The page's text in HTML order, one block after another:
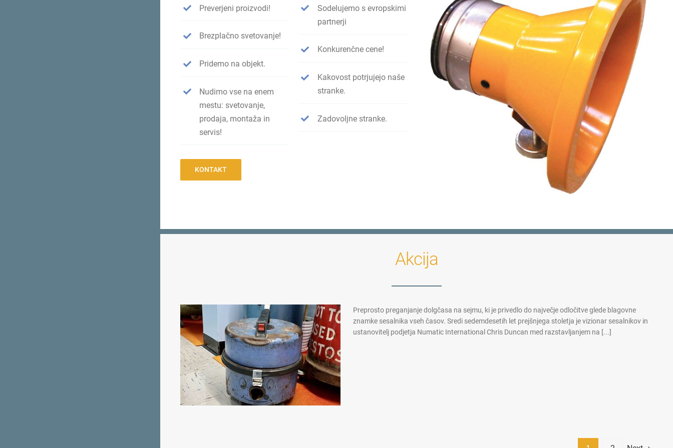
Preverjeni proizvodi!
Brezplačno svetovanje!
Pridemo na objekt.
Nudimo vse na enem
mestu: svetovanje,
prodaja, montaža in
servis!
Sodelujemo s evropskimi
partnerji
Konkurenčne cene!
Kakovost potrjujejo naše
stranke.
Zadovoljne stranke.
KONTAKT
Akcija
Preprosto preganjanje dolgčasa na sejmu, ki je privedlo do največje odločitve glede blagovne
znamke sesalnika vseh časov. Sredi sedemdesetih let prejšnjega stoletja je vizionar sesalnikov in
ustanovitelj podjetja Numatic International Chris Duncan med razstavljanjem na [...]